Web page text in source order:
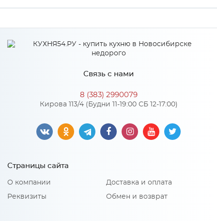
Связь с нами
8 (383) 2990079
Кирова 113/4 (Будни 11-19:00 СБ 12-17:00)
Страницы сайта
О компании
Реквизиты
Доставка и оплата
Обмен и возврат